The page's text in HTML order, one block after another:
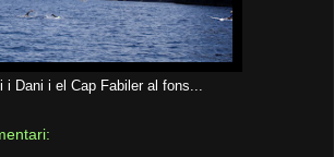
i Dani i el Cap Fabiler al fons...